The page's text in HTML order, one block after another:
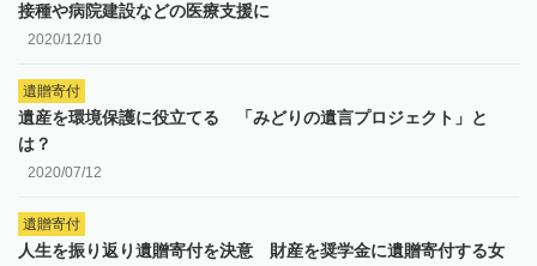
接種や病院建設などの医療支援に
2020/12/10
遺贈寄付
遺産を環境保護に役立てる 「みどりの遺言プロジェクト」と
は？
2020/07/12
遺贈寄付
人生を振り返り遺贈寄付を決意 財産を奨学金に遺贈寄付する女